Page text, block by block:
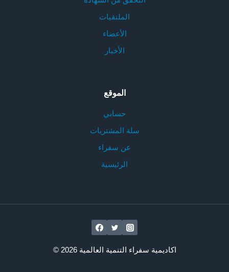
الملتقيات
الأعضاء
الأخبار
الموقع
حسابي
سلة المشتريات
عن سفراء
الرئيسية
© 2026 اكاديمية سفراء التنمية العالمية